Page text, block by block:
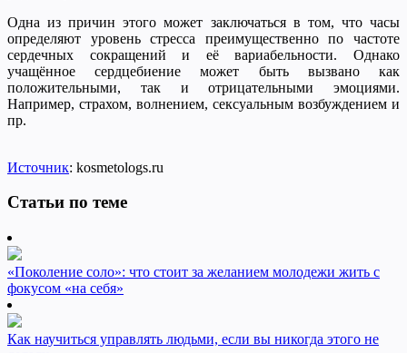
Одна из причин этого может заключаться в том, что часы
определяют уровень стресса преимущественно по частоте
сердечных сокращений и её вариабельности. Однако
учащённое сердцебиение может быть вызвано как
положительными, так и отрицательными эмоциями.
Например, страхом, волнением, сексуальным возбуждением и
пр.
Источник: kosmetologs.ru
Статьи по теме
«Поколение соло»: что стоит за желанием молодежи жить с
фокусом «на себя»
Как научиться управлять людьми, если вы никогда этого не